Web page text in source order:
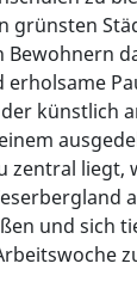
grünsten
Bewohnern
künstlich
zentral liegt,
und sich